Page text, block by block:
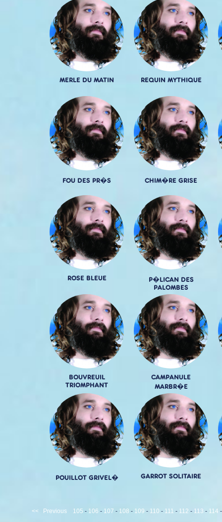
MERLE DU MATIN REQUIN MYTHIQUE
FOU DES PR�S CHIM�RE GRISE
ROSE BLEUE
P�LICAN DES
PALOMBES
BOUVREUIL
TRIOMPHANT
CAMPANULE
MARBR�E
POUILLOT GRIVEL� GARROT SOLITAIRE
<< Previous 105 - 106 - 107 - 108 - 109 - 110 - 111 - 112 - 113 - 114